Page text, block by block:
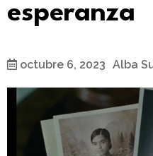
esperanza
octubre 6, 2023 Alba